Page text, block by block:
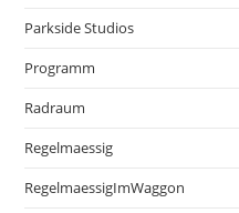
Parkside Studios
Programm
Radraum
Regelmaessig
RegelmaessigImWaggon